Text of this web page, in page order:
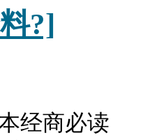
?]
经商必读